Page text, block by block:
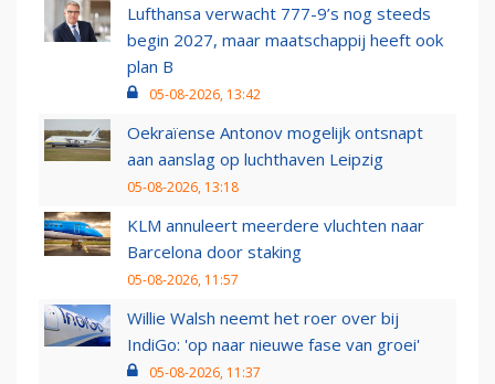
Lufthansa verwacht 777-9’s nog steeds
begin 2027, maar maatschappij heeft ook
plan B
05-08-2026, 13:42
Oekraïense Antonov mogelijk ontsnapt
aan aanslag op luchthaven Leipzig
05-08-2026, 13:18
KLM annuleert meerdere vluchten naar
Barcelona door staking
05-08-2026, 11:57
Willie Walsh neemt het roer over bij
IndiGo: 'op naar nieuwe fase van groei'
05-08-2026, 11:37